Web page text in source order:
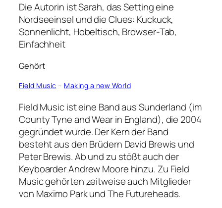
Die Autorin ist Sarah, das Setting eine
Nordseeinsel und die Clues: Kuckuck,
Sonnenlicht, Hobeltisch, Browser-Tab,
Einfachheit
Gehört
Field Music – Making a new World
Field Music ist eine Band aus Sunderland (im
County Tyne and Wear in England), die 2004
gegründet wurde. Der Kern der Band
besteht aus den Brüdern David Brewis und
Peter Brewis. Ab und zu stößt auch der
Keyboarder Andrew Moore hinzu. Zu Field
Music gehörten zeitweise auch Mitglieder
von Maxïmo Park und The Futureheads.